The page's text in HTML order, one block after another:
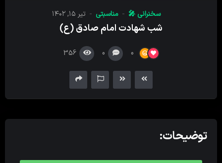
سخنرانی 🎤 مناسبتی تیر ۱۵, ۱۴۰۲
شب شهادت امام صادق (ع)
0
0
356
توضیحات: